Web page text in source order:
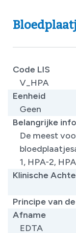
Code LIS
V_HPA
Eenheid
Geen
Belangrijke
De meest
1, HPA-2,
Klinische
Principe van
Afname
EDTA